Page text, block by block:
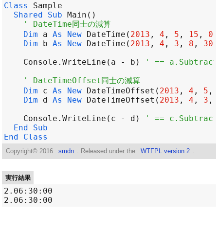
Class
Sample
Shared
Sub Main
' DateTime同士の減算
Dim
a As New DateTime ( 2013 , 4 , 5 , 15 , 0
Dim
b As New DateTime ( 2013 , 4 , 3 , 8 , 30
Console . WriteLine ( a - b )
' ==
' DateTimeOffset同士の減算
Dim
c As New DateTimeOffset ( 2013 , 4 , 5 ,
Dim
d As New DateTimeOffset ( 2013 , 4 , 3 ,
Console . WriteLine ( c - d )
' ==
End
Sub
End
Class
Copyright© 2016 smdn . Released under the WTFPL version 2
実行結果
2.06:30:00